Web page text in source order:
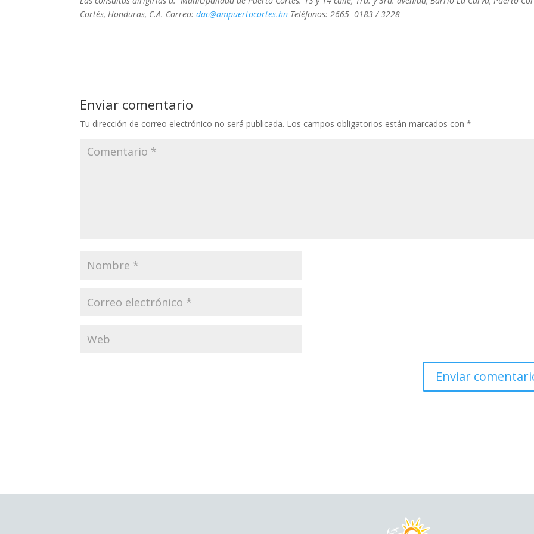
Cortés, Honduras, C.A. Correo:dac@ampuertocortes.hn Teléfonos: 2665- 0183 / 3228
Enviar comentario
Tu dirección de correo electrónico no será publicada. Los campos obligatorios están marcados con*